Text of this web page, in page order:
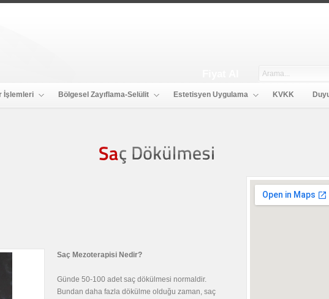
İşlemleri Bölgesel Zayıflama-Selülit Estetisyen Uygulama KVKK
Saç Mezoterapisi Nedir?
Günde 50-100 adet saç dökülmesi normaldir.
Bundan daha fazla dökülme olduğu zaman, saç